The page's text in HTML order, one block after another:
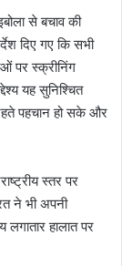
से बचाव की
दिए गए कि सभी
पर स्क्रीनिंग
यह सुनिश्चित
पहचान हो सके और
स्तर पर
ने भी अपनी
लगातार हालात पर